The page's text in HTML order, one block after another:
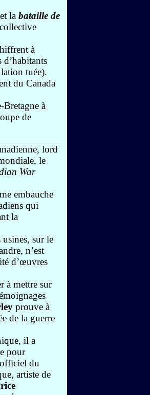
et la bataille de
à
tuée).
du Canada
Bretagne à
de
lord
le
War
embauche
qui
la
sur le
n’est
d’œuvres
à mettre sur
prouve à
de la guerre
il a
pour
du
artiste de